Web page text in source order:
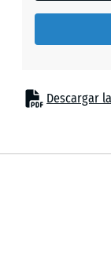
Granito
gris
Descargar